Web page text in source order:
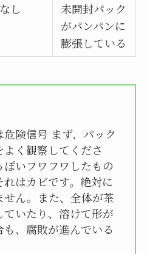
し
未開封パック
がパンパンに
膨張している
険信号 まず、パック
く観察してくださ
ぽいフワフワしたもの
はカビです。絶対に
せん。また、全体が茶
いたり、溶けて形が
、腐敗が進んでいる